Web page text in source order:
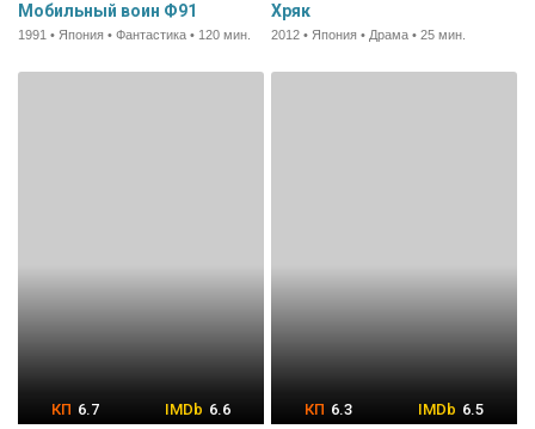
Мобильный воин Ф91
1991 • Япония • Фантастика • 120 мин.
Хряк
2012 • Япония • Драма • 25 мин.
6.7 6.6 6.3 6.5